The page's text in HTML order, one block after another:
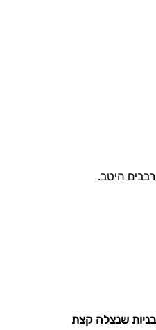
היטב.
שנצלה קצת